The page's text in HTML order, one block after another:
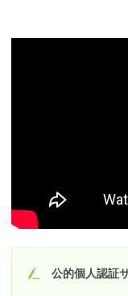
公的個人認証